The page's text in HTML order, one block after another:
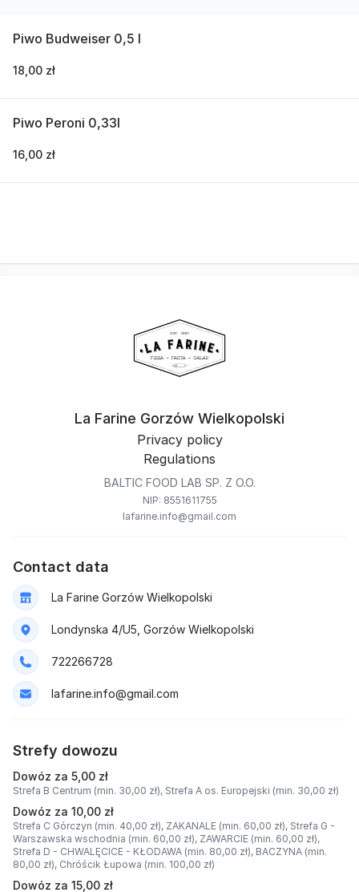
Piwo Budweiser 0,5 l
18,00 zł
Piwo Peroni 0,33l
16,00 zł
La Farine Gorzów Wielkopolski
Privacy policy
Regulations
BALTIC FOOD LAB SP. Z O.O.
NIP: 8551611755
lafarine.info@gmail.com
Contact data
La Farine Gorzów Wielkopolski
Londynska 4/U5, Gorzów Wielkopolski
722266728
lafarine.info@gmail.com
Strefy dowozu
Dowóz za 5,00 zł
Strefa B Centrum (min. 30,00 zł), Strefa A os. Europejski (min. 30,00 zł)
Dowóz za 10,00 zł
Strefa C Górczyn (min. 40,00 zł), ZAKANALE (min. 60,00 zł), Strefa G -
Warszawska wschodnia (min. 60,00 zł), ZAWARCIE (min. 60,00 zł),
Strefa D - CHWALĘCICE - KŁODAWA (min. 80,00 zł), BACZYNA (min.
80,00 zł), Chróścik Łupowa (min. 100,00 zł)
Dowóz za 15,00 zł